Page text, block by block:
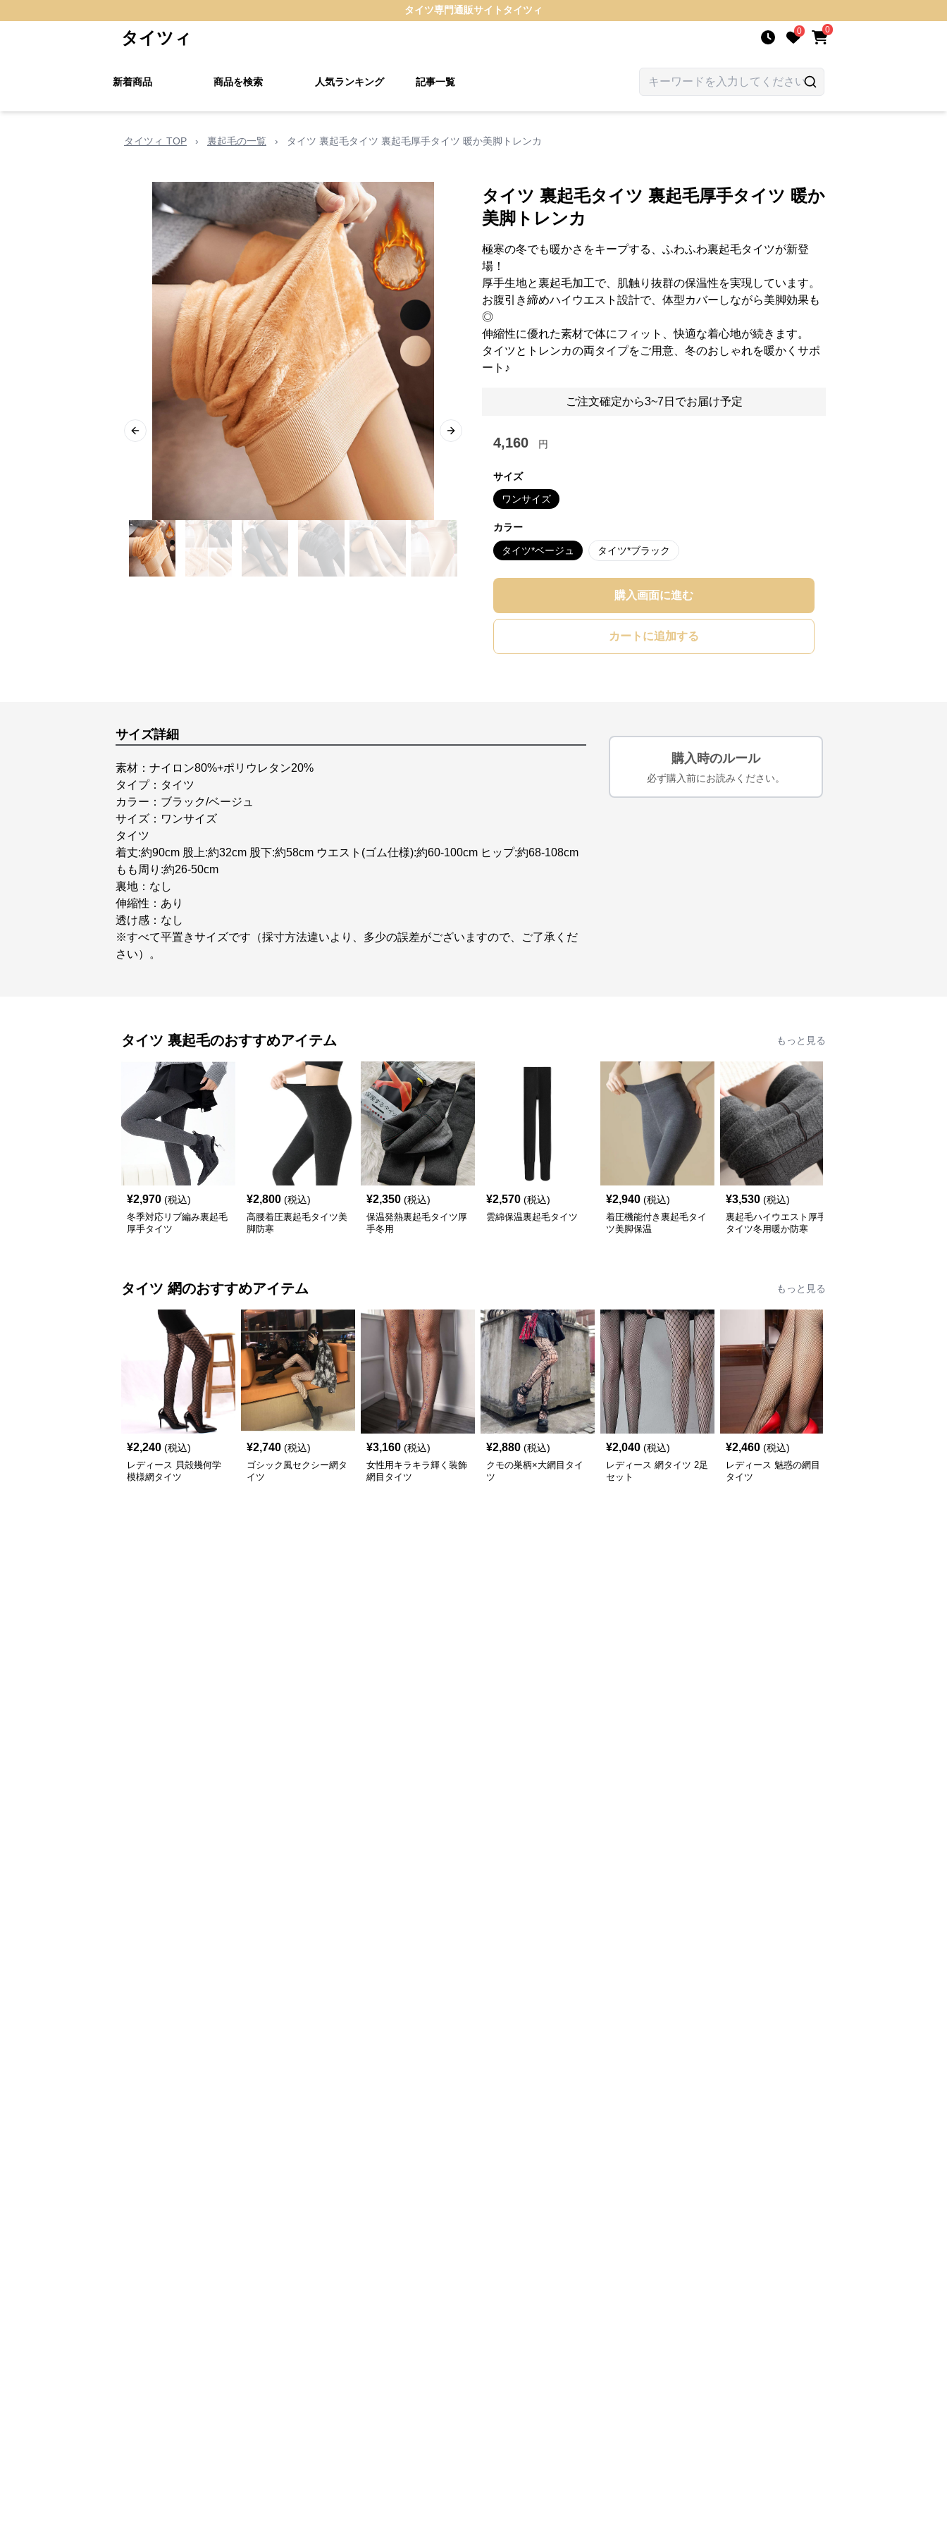
タイツ専門通販サイト タイツィ
タイツィ 0 0
新着商品 商品を検索 人気ランキング 記事一覧
タイツィ TOP › 裏起毛の一覧 › タイツ 裏起毛タイツ 裏起毛厚手タイツ 暖か美脚トレンカ
Previous slide Next slide
タイツ 裏起毛タイツ 裏起毛厚手タイツ 暖か
美脚トレンカ
極寒の冬でも暖かさをキープする、ふわふわ裏起毛タイツが新登
場！
厚手生地と裏起毛加工で、肌触り抜群の保温性を実現しています。
お腹引き締めハイウエスト設計で、体型カバーしながら美脚効果も
◎
伸縮性に優れた素材で体にフィット、快適な着心地が続きます。
タイツとトレンカの両タイプをご用意、冬のおしゃれを暖かくサポ
ート♪
ご注文確定から3~7日でお届け予定
4,160 円
サイズ
ワンサイズ
カラー
タイツ*ベージュ タイツ*ブラック
購入画面に進む
カートに追加する
サイズ詳細
素材：ナイロン80%+ポリウレタン20%
タイプ：タイツ
カラー：ブラック/ベージュ
サイズ：ワンサイズ
タイツ
着丈:約90cm 股上:約32cm 股下:約58cm ウエスト(ゴム仕様):約60-100cm ヒップ:約68-108cm
もも周り:約26-50cm
裏地：なし
伸縮性：あり
透け感：なし
※すべて平置きサイズです（採寸方法違いより、多少の誤差がございますので、ご了承くだ
さい）。
購入時のルール
必ず購入前にお読みください。
タイツ 裏起毛のおすすめアイテム もっと見る
¥2,970 (税込)
冬季対応リブ編み裏起毛
厚手タイツ
¥2,800 (税込)
高腰着圧裏起毛タイツ美
脚防寒
¥2,350 (税込)
保温発熱裏起毛タイツ厚
手冬用
¥2,570 (税込)
雲綿保温裏起毛タイツ
¥2,940 (税込)
着圧機能付き裏起毛タイ
ツ美脚保温
¥3,530 (税込)
裏起毛ハイウエスト厚手
タイツ冬用暖か防寒
タイツ 網のおすすめアイテム もっと見る
¥2,240 (税込)
レディース 貝殻幾何学
模様網タイツ
¥2,740 (税込)
ゴシック風セクシー網タ
イツ
¥3,160 (税込)
女性用キラキラ輝く装飾
網目タイツ
¥2,880 (税込)
クモの巣柄×大網目タイ
ツ
¥2,040 (税込)
レディース 網タイツ 2足
セット
¥2,460 (税込)
レディース 魅惑の網目
タイツ